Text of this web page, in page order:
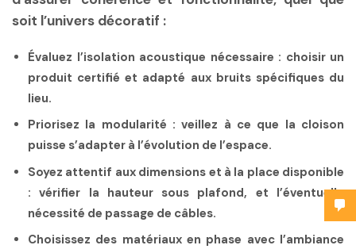
soit l’univers décoratif :
Évaluez l’isolation acoustique nécessaire : choisir un
produit certifié et adapté aux bruits spécifiques du
lieu.
Priorisez la modularité : veillez à ce que la cloison
puisse s’adapter à l’évolution de l’espace.
Soyez attentif aux dimensions et à la place disponible
: vérifier la hauteur sous plafond, et l’éventuelle
nécessité de passage de câbles.
Choisissez des matériaux en phase avec l’ambiance